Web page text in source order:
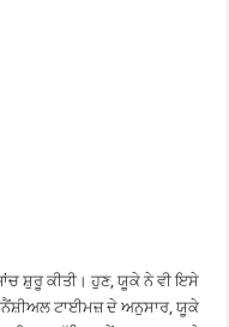
ਸ਼ੁਰੂ ਕੀਤੀ। ਹੁਣ, ਯੂਕੇ ਨੇ ਵੀ ਇਸੇ
ਟਾਈਮਜ਼ ਦੇ ਅਨੁਸਾਰ, ਯੂਕੇ